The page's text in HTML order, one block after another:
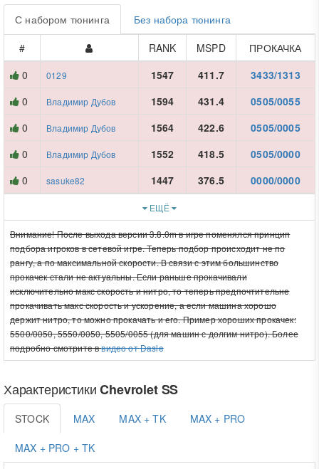
С набором тюнинга
Без набора тюнинга
#
RANK MSPD
ПРОКАЧКА
0
0129 1547 411.7
3433/1313
0
Владимир Дубов 1594 431.4
0505/0055
0
Владимир Дубов 1564 422.6
0505/0005
0
Владимир Дубов 1552 418.5
0505/0000
0
sasuke82 1447 376.5 0000/0000
ЕЩЁ
Внимание! После выхода версии 3.8.0m в игре поменялся принцип
подбора игроков в сетевой игре. Теперь подбор происходит не по
рангу, а по максимальной скорости. В связи с этим большинство
прокачек стали не актуальны. Если раньше прокачивали
исключительно макс скорость и нитро, то теперь предпочтительне
прокачивать макс скорость и ускорение, а если машина хорошо
держит нитро, то можно прокачать и его. Пример хороших прокачек:
5500/0050, 5550/0050, 5505/0055 (для машин с долгим нитро). Более
подробно смотрите ввидео от Dasle
ХарактеристикиChevrolet SS
STOCK MAX MAX + TK MAX + PRO
MAX + PRO + TK